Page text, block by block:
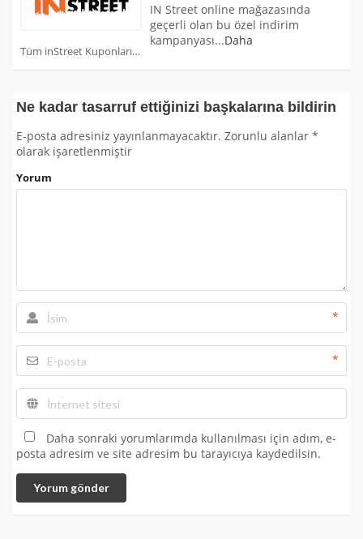
Tüm inStreet Kuponları
IN Street online mağazasında
geçerli olan bu özel indirim
kampanyası...Daha
Ne kadar tasarruf ettiğinizi başkalarına bildirin
E-posta adresiniz yayınlanmayacaktır. Zorunlu alanlar *
olarak işaretlenmiştir
Yorum
*
*
Daha sonraki yorumlarımda kullanılması için adım, e-
posta adresim ve site adresim bu tarayıcıya kaydedilsin.
Yorum gönder